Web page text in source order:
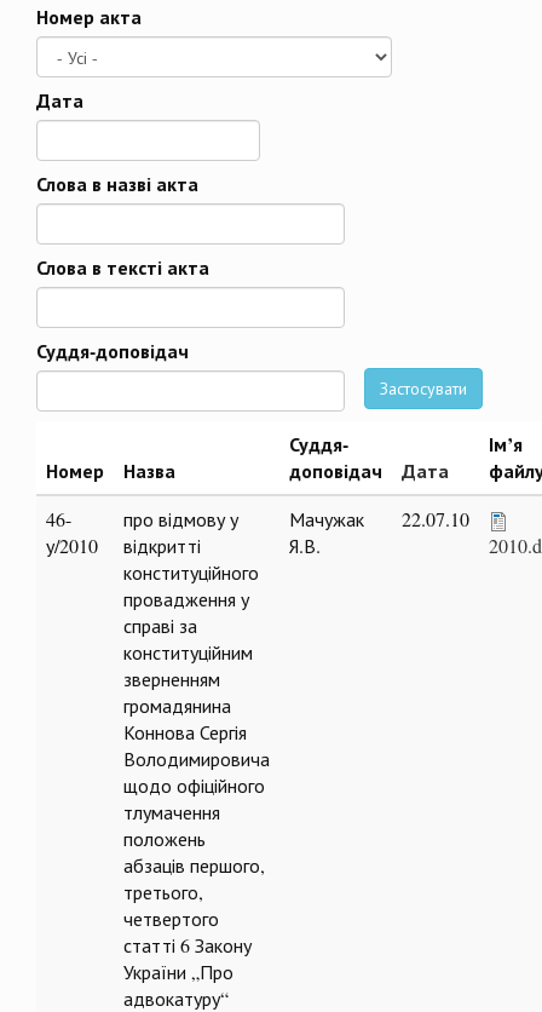
Номер акта
Дата
Дата
Слова в назві акта
Слова в тексті акта
Суддя-доповідач
Застосувати
Номер Назва
Суддя-
доповідач
Дата
Ім’я
46-
у/2010
про відмову у
відкритті
конституційного
провадження у
справі за
конституційним
зверненням
громадянина
Коннова Сергія
Володимировича
щодо офіційного
тлумачення
положень
абзаців першого,
третього,
четвертого
статті 6 Закону
України „Про
адвокатуру“
Мачужак
Я.В.
22.07.10